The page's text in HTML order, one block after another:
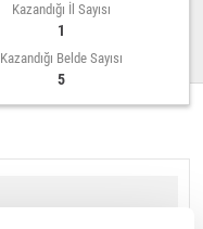
Kazandığı İl Sayısı
1
Kazandığı Belde Sayısı
5